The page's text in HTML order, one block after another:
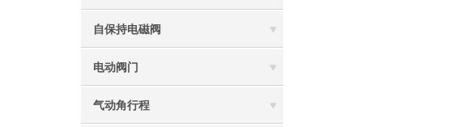
自保持电磁阀
电动阀门
气动角行程